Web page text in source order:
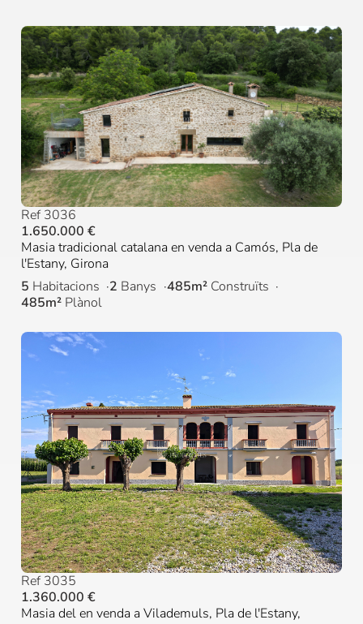
Ref 3036
1.650.000 €
Masia tradicional catalana en venda a Camós, Pla de
l'Estany, Girona
5 Habitacions 2 Banys 485m² Construïts
485m² Plànol
Ref 3035
1.360.000 €
Masia del en venda a Vilademuls, Pla de l'Estany,